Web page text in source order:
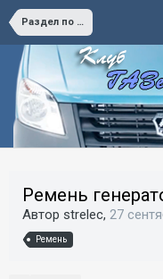
Раздел по УМЗ
Ремень
Автор strelec, 27
Ремень